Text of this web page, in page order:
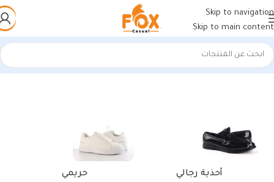
Skip to navigation
Skip to main content
الرئيسية/منتجات تحت الوسم “أحذية للخروجات”
أحذية رجالي حريمي